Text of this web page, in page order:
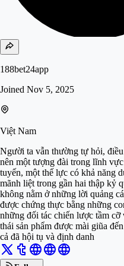
188bet24app
Joined Nov 5, 2025
Việt Nam
Người ta vẫn thường tự hỏi,
nên một tượng đài trong lĩnh
tuyến, một thế lực có khả năng
mãnh liệt trong gần hai thập kỷ
không nằm ở những lời quảng
được chứng thực bằng những
những đối tác chiến lược tầm cỡ
thái sản phẩm được mài giũa
cả đã hội tụ và định danh